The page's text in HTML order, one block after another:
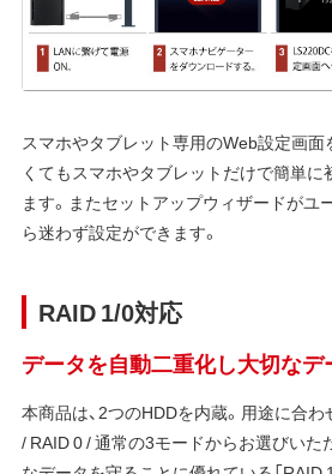
スマホやタブレット専用のWeb設定画面
くてもスマホやタブレットだけで簡単に
ます。またセットアップウィザードがユ
ら迷わず設定ができます。
RAID 1/0対応
データを自動二重化し大切なデ
本商品は、2つのHDDを内蔵。用途に合
/ RAID 0 / 通常の3モードからお選びいた